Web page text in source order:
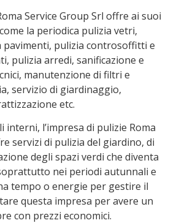
Service Group Srl offre ai suoi
la periodica pulizia vetri,
pavimenti, pulizia controsoffitti e
pulizia arredi, sanificazione e
manutenzione di filtri e
servizio di giardinaggio,
etc.
interni, l’impresa di pulizie Roma
servizi di pulizia del giardino, di
degli spazi verdi che diventa
nei periodi autunnali e
tempo o energie per gestire il
questa impresa per avere un
con prezzi economici.